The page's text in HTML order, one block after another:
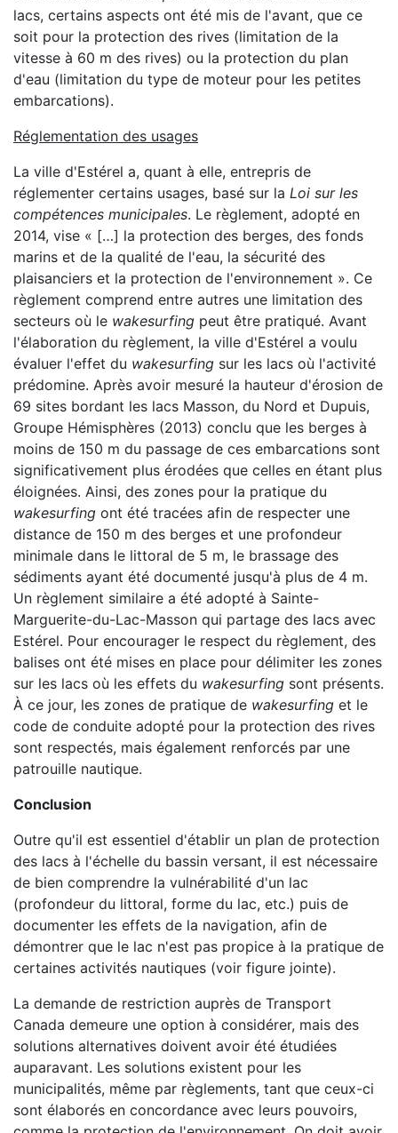
lacs, certains aspects ont été mis de l'avant, que ce
soit pour la protection des rives (limitation de la
vitesse à 60 m des rives) ou la protection du plan
d'eau (limitation du type de moteur pour les petites
embarcations).
Réglementation des usages
La ville d'Estérel a, quant à elle, entrepris de
réglementer certains usages, basé sur la Loi sur les
compétences municipales. Le règlement, adopté en
2014, vise « […] la protection des berges, des fonds
marins et de la qualité de l'eau, la sécurité des
plaisanciers et la protection de l'environnement ». Ce
règlement comprend entre autres une limitation des
secteurs où le wakesurfing peut être pratiqué. Avant
l'élaboration du règlement, la ville d'Estérel a voulu
évaluer l'effet du wakesurfing sur les lacs où l'activité
prédomine. Après avoir mesuré la hauteur d'érosion de
69 sites bordant les lacs Masson, du Nord et Dupuis,
Groupe Hémisphères (2013) conclu que les berges à
moins de 150 m du passage de ces embarcations sont
significativement plus érodées que celles en étant plus
éloignées. Ainsi, des zones pour la pratique du
wakesurfing ont été tracées afin de respecter une
distance de 150 m des berges et une profondeur
minimale dans le littoral de 5 m, le brassage des
sédiments ayant été documenté jusqu'à plus de 4 m.
Un règlement similaire a été adopté à Sainte-
Marguerite-du-Lac-Masson qui partage des lacs avec
Estérel. Pour encourager le respect du règlement, des
balises ont été mises en place pour délimiter les zones
sur les lacs où les effets du wakesurfing sont présents.
À ce jour, les zones de pratique de wakesurfing et le
code de conduite adopté pour la protection des rives
sont respectés, mais également renforcés par une
patrouille nautique.
Conclusion
Outre qu'il est essentiel d'établir un plan de protection
des lacs à l'échelle du bassin versant, il est nécessaire
de bien comprendre la vulnérabilité d'un lac
(profondeur du littoral, forme du lac, etc.) puis de
documenter les effets de la navigation, afin de
démontrer que le lac n'est pas propice à la pratique de
certaines activités nautiques (voir figure jointe).
La demande de restriction auprès de Transport
Canada demeure une option à considérer, mais des
solutions alternatives doivent avoir été étudiées
auparavant. Les solutions existent pour les
municipalités, même par règlements, tant que ceux-ci
sont élaborés en concordance avec leurs pouvoirs,